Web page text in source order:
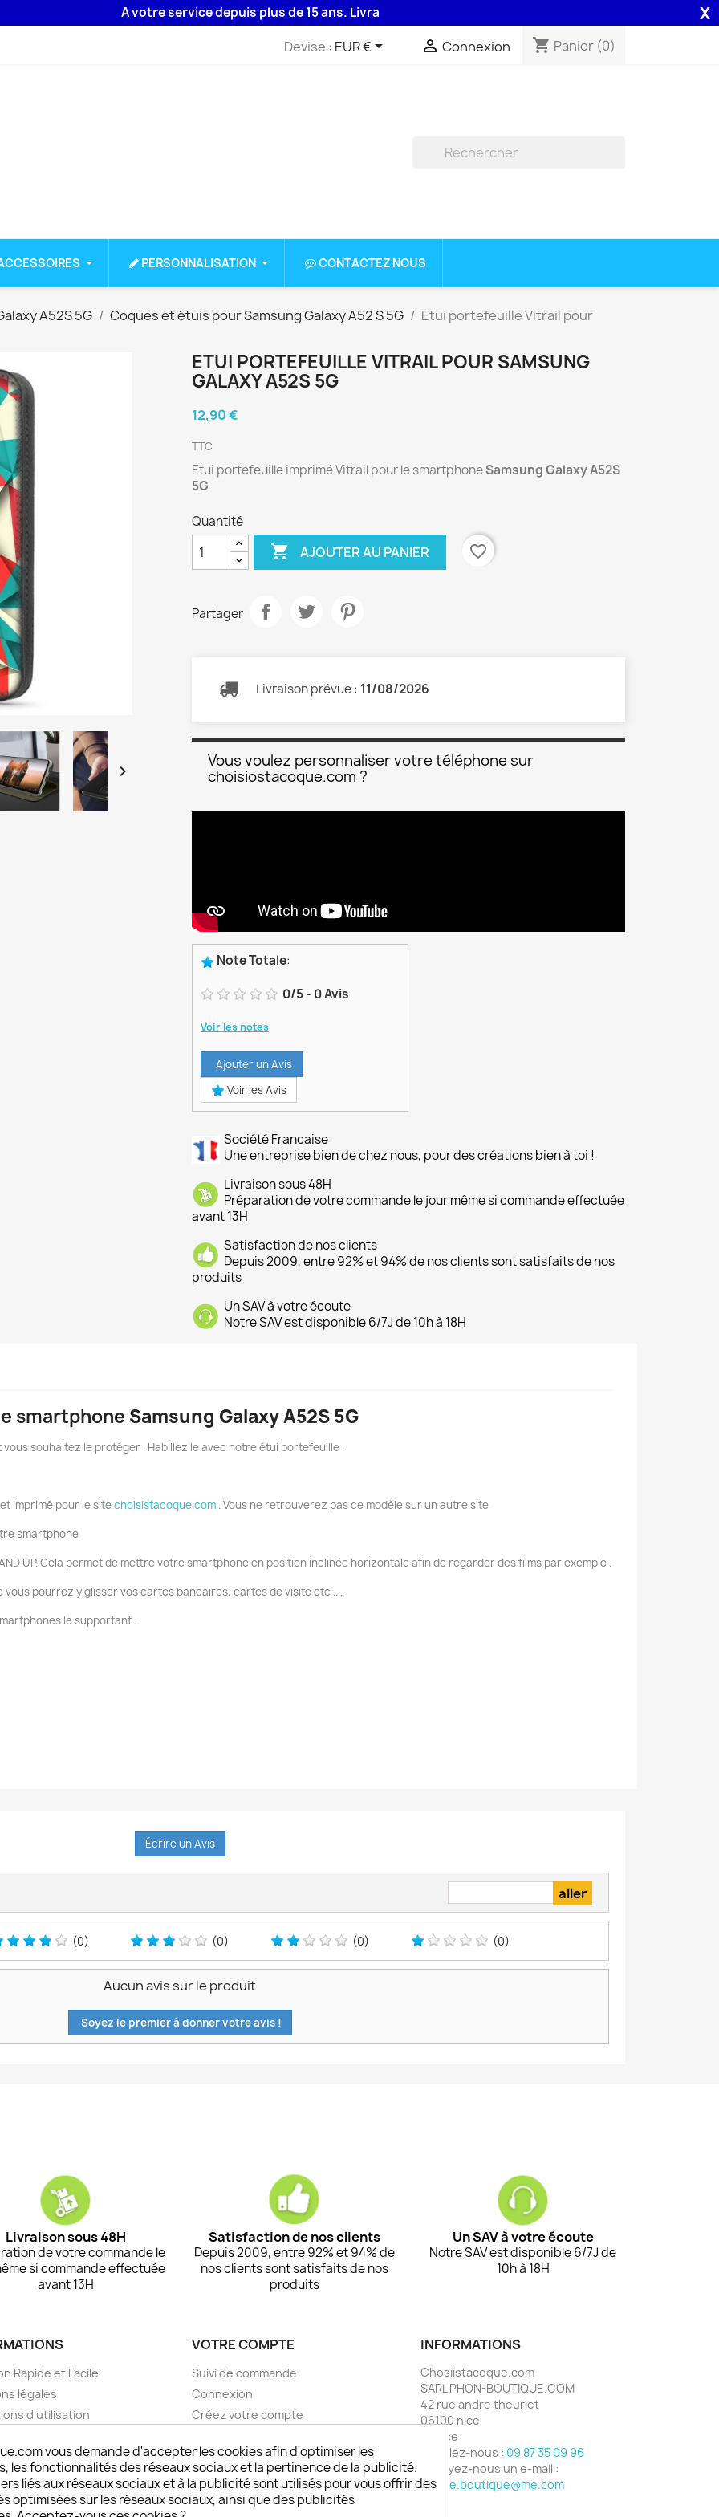
A votre service depuis plus de 15 ans. Livraison 48H assurée par la Poste . X
Devise : EUR €  Connexion shopping_cart Panier (0)
PERSONNALISATION CONTACTEZ NOUS
A52S 5G Coques et étuis pour Samsung Galaxy A52 S 5G Etui portefeuille Vitrail pour

ETUI PORTEFEUILLE VITRAIL POUR SAMSUNG
GALAXY A52S 5G
12,90 €
TTC
Etui portefeuille imprimé Vitrail pour le smartphoneSamsung Galaxy A52S
5G
Quantité
 AJOUTER AU PANIER favorite_border
Partager
Livraison prévue : 11/08/2026
Vous voulez personnaliser votre téléphone sur
choisiostacoque.com ?
Note Totale:
0/5- 0Avis
Voir les notes
Ajouter un Avis
Voir les Avis
Société Francaise
Une entreprise bien de chez nous, pour des créations bien à toi !
Livraison sous 48H
Préparation de votre commande le jour même si commande effectuée
avant 13H
Satisfaction de nos clients
Depuis 2009, entre 92% et 94% de nos clients sont satisfaits de nos
produits
Un SAV à votre écoute
Notre SAV est disponible 6/7J de 10h à 18H
smartphone Samsung Galaxy A52S 5G
vous souhaitez le protéger . Habillez le avec notre étui portefeuille .
imprimé pour le sitechoisistacoque.com . Vous ne retrouverez pas ce modèle sur un autre site
smartphone
UP. Cela permet de mettre votre smartphone en position inclinée horizontale afin de regarder des films par exemple .
pourrez y glisser vos cartes bancaires, cartes de visite etc ....
le supportant .
Écrire un Avis
(0) (0) (0) (0)
Aucun avis sur le produit
Soyez le premier à donner votre avis !
Livraison sous 48H
de votre commande le
si commande effectuée
avant 13H
Satisfaction de nos clients
Depuis 2009, entre 92% et 94% de
nos clients sont satisfaits de nos
produits
Un SAV à votre écoute
Notre SAV est disponible 6/7J de
10h à 18H
Rapide et Facile
légales
d'utilisation
sécurisé choisistacoque
et remboursements
DOM TOM et outremer
VOTRE COMPTE
Suivi de commande
Connexion
Créez votre compte
INFORMATIONS
Chosiistacoque.com
SARL PHON-BOUTIQUE.COM
42 rue andre theuriet
06100 nice
France
Appelez-nous : 09 87 35 09 96
Envoyez-nous un e-mail :
phone.boutique@me.com
vous demande d'accepter les cookies afin d'optimiser les
les fonctionnalités des réseaux sociaux et la pertinence de la publicité.
liés aux réseaux sociaux et à la publicité sont utilisés pour vous offrir des
optimisées sur les réseaux sociaux, ainsi que des publicités